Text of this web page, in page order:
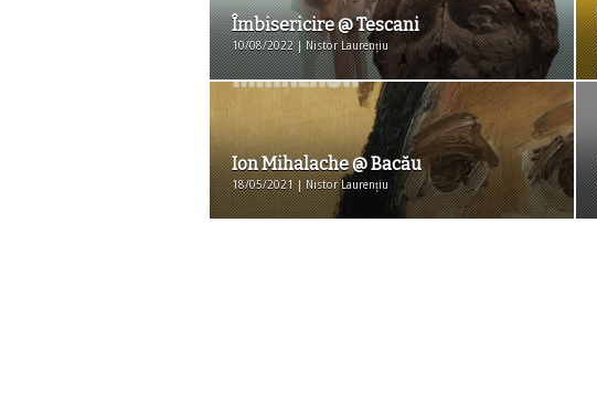
Îmbisericire @ Tescani
10/08/2022 | Nistor Laurențiu
Ion Mihalache @ Bacău
18/05/2021 | Nistor Laurențiu